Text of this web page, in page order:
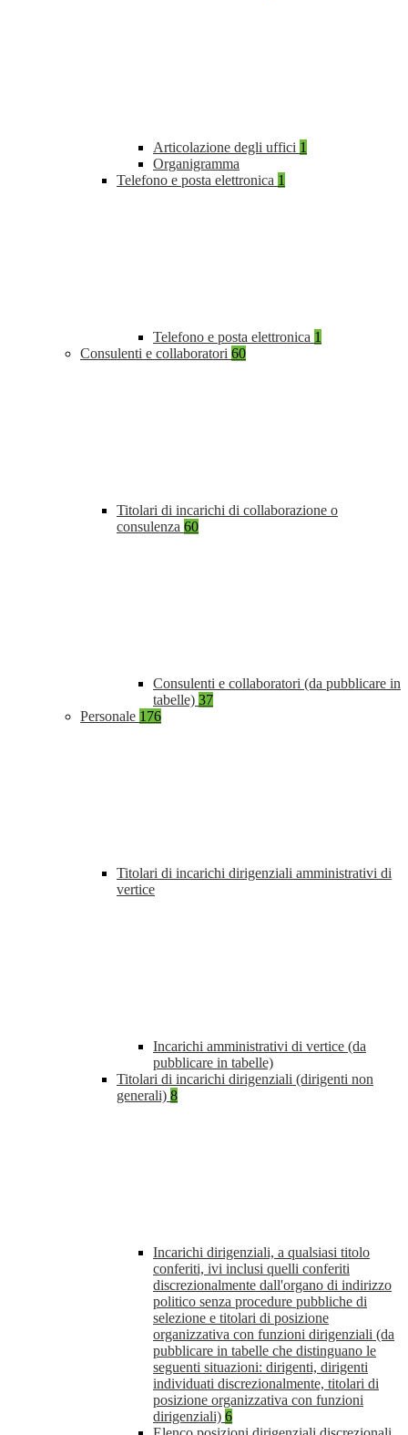
Articolazione degli uffici 1
Organigramma
Telefono e posta elettronica 1
Telefono e posta elettronica 1
Consulenti e collaboratori 60
Titolari di incarichi di collaborazione o
consulenza 60
Consulenti e collaboratori (da pubblicare in
tabelle) 37
Personale 176
Titolari di incarichi dirigenziali amministrativi di
vertice
Incarichi amministrativi di vertice (da
pubblicare in tabelle)
Titolari di incarichi dirigenziali (dirigenti non
generali) 8
Incarichi dirigenziali, a qualsiasi titolo
conferiti, ivi inclusi quelli conferiti
discrezionalmente dall'organo di indirizzo
politico senza procedure pubbliche di
selezione e titolari di posizione
organizzativa con funzioni dirigenziali (da
pubblicare in tabelle che distinguano le
seguenti situazioni: dirigenti, dirigenti
individuati discrezionalmente, titolari di
posizione organizzativa con funzioni
dirigenziali) 6